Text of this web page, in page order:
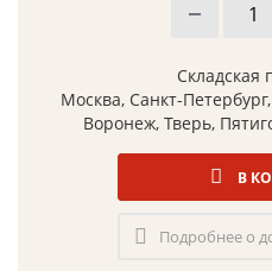
Складская
Москва, Санкт-
Воронеж, Тверь,
В
Подробнее о